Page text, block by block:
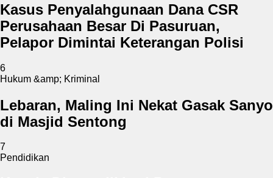
Kasus Penyalahgunaan Dana CSR
Perusahaan Besar Di Pasuruan,
Pelapor Dimintai Keterangan Polisi
6
Hukum &amp; Kriminal
Lebaran, Maling Ini Nekat Gasak Sanyo
di Masjid Sentong
7
Pendidikan